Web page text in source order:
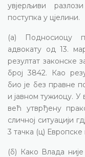
увјерљиви
поступка у цјелини.
(а) Подносиоцу
адвокату од 13.
резултат законске
број 3842. Као
био је без правне
и јавном тужиоцу. У
већ утврђену
сличној ситуацији
3 тачка (ц) Европске
(б) Како Влада